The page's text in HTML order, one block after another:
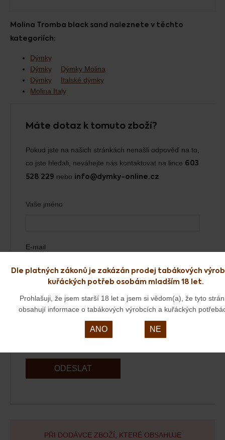
Molina Tromba black sand naleznete v těchto
kategoriích:
Dýmky
Dýmky
Dýmky Molina
Dýmky
Italské dýmky
Molina Italy
Máte dotaz k tomuto zboží?
Pokud jste na našich stránkách nenašli odpověď na to,
co jste hledali, neváhejte nás kontaktovat na lince 603
528 229 nebo info@dymky-online.cz
Vaše jméno
E-mail
ODESLAT
PŘI DODÁVCE ZBOŽÍ, KTERÉ OBSAHUJE
Dle platných zákonů je zakázán prodej tabákových
kuřáckých potřeb osobám mladším 18 let.
Prohlašuji, že jsem starší 18 let a jsem si vědom(a), že tyto
obsahují informace o tabákových výrobcích a kuřáckých
ANO NE